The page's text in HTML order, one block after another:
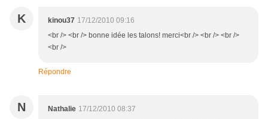
K kinou37 17/12/2010 09:16
<br /> <br /> bonne idée les talons! merci<br /> <br /> <br />
<br />
Répondre
N Nathalie 17/12/2010 08:37